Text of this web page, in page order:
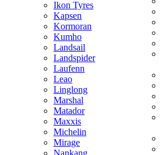
Ikon Tyres
Kapsen
Kormoran
Kumho
Landsail
Landspider
Laufenn
Leao
Linglong
Marshal
Matador
Maxxis
Michelin
Mirage
Nankang